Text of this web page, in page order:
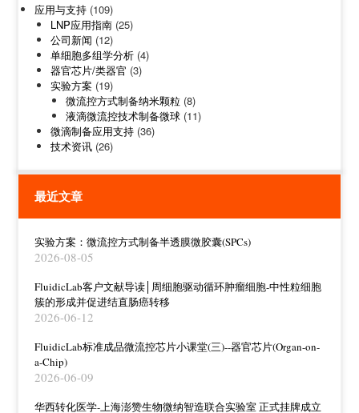
应用与支持 (109)
LNP应用指南(25)
公司新闻 (12)
单细胞多组学分析(4)
器官芯片/类器官 (3)
实验方案(19)
微流控方式制备纳米颗粒 (8)
液滴微流控技术制备微球 (11)
微滴制备应用支持(36)
技术资讯(26)
最近文章
实验方案：微流控方式制备半透膜微胶囊(SPCs)
2026-08-05
FluidicLab客户文献导读│周细胞驱动循环肿瘤细胞-中性粒细胞
簇的形成并促进结直肠癌转移
2026-06-12
FluidicLab标准成品微流控芯片小课堂(三)--器官芯片(Organ-on-
a-Chip)
2026-06-09
华西转化医学-上海澎赞生物微纳智造联合实验室 正式挂牌成立